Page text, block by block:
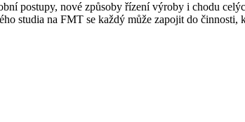
postupy, nové způsoby řízení výroby i chodu
studia na FMT se každý může zapojit do činnosti,